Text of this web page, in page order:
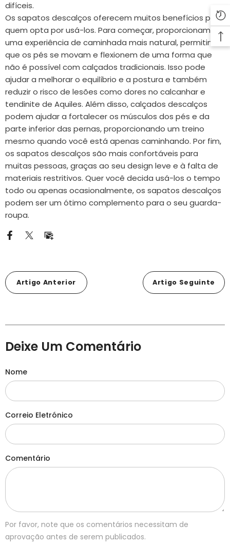
difíceis.
Os sapatos descalços oferecem muitos benefícios para
quem opta por usá-los. Para começar, proporcionam
uma experiência de caminhada mais natural, permitindo
que os pés se movam e flexionem de uma forma que
não é possível com calçados tradicionais. Isso pode
ajudar a melhorar o equilíbrio e a postura e também
reduzir o risco de lesões como dores no calcanhar e
tendinite de Aquiles. Além disso, calçados descalços
podem ajudar a fortalecer os músculos dos pés e da
parte inferior das pernas, proporcionando um treino
mesmo quando você está apenas caminhando. Por fim,
os sapatos descalços são mais confortáveis ​​para
muitas pessoas, graças ao seu design leve e à falta de
materiais restritivos. Quer você decida usá-los o tempo
todo ou apenas ocasionalmente, os sapatos descalços
podem ser um ótimo complemento para o seu guarda-
roupa.
Artigo Anterior Artigo Seguinte
Deixe Um Comentário
Nome
Correio Eletrónico
Comentário
Por favor, note que os comentários necessitam de
aprovação antes de serem publicados.